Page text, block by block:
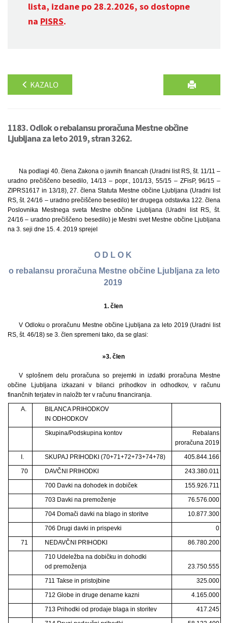
lista, izdane po 28.2.2026, so dostopne
na PISRS.
KAZALO
1183. Odlok o rebalansu proračuna Mestne občine
Ljubljana za leto 2019, stran 3262.
Na podlagi 40. člena Zakona o javnih financah (Uradni list RS, št. 11/11 –
uradno prečiščeno besedilo, 14/13 – popr., 101/13, 55/15 – ZFisP, 96/15 –
ZIPRS1617 in 13/18), 27. člena Statuta Mestne občine Ljubljana (Uradni list
RS, št. 24/16 – uradno prečiščeno besedilo) ter drugega odstavka 122. člena
Poslovnika Mestnega sveta Mestne občine Ljubljana (Uradni list RS, št.
24/16 – uradno prečiščeno besedilo) je Mestni svet Mestne občine Ljubljana
na 3. seji dne 15. 4. 2019 sprejel
O D L O K
o rebalansu proračuna Mestne občine Ljubljana za leto
2019
1. člen
V Odloku o proračunu Mestne občine Ljubljana za leto 2019 (Uradni list
RS, št. 46/18) se 3. člen spremeni tako, da se glasi:
»3. člen
V splošnem delu proračuna so prejemki in izdatki proračuna Mestne
občine Ljubljana izkazani v bilanci prihodkov in odhodkov, v računu
finančnih terjatev in naložb ter v računu financiranja.
A.
BILANCA PRIHODKOV
IN ODHODKOV
Skupina/Podskupina kontov
Rebalans
proračuna 2019
I.
SKUPAJ PRIHODKI (70+71+72+73+74+78)
405.844.166
70
DAVČNI PRIHODKI
243.380.011
700 Davki na dohodek in dobiček
155.926.711
703 Davki na premoženje
76.576.000
704 Domači davki na blago in storitve
10.877.300
706 Drugi davki in prispevki
0
71
NEDAVČNI PRIHODKI
86.780.200
710 Udeležba na dobičku in dohodki
od premoženja
23.750.555
711 Takse in pristojbine
325.000
712 Globe in druge denarne kazni
4.165.000
713 Prihodki od prodaje blaga in storitev
417.245